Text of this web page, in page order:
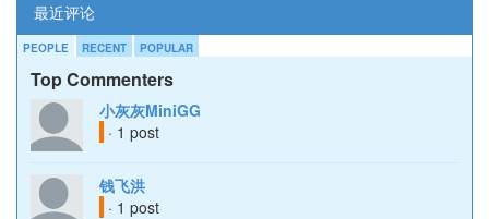
最近评论
PEOPLE RECENT POPULAR
Top Commenters
小灰灰MiniGG
· 1 post
钱飞洪
· 1 post